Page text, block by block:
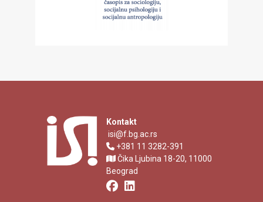
Kontakt
isi@f.bg.ac.rs
+381 11 3282-391
Čika Ljubina 18-20, 11000
Beograd